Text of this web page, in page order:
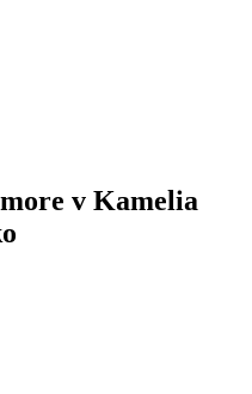
v Kamelia